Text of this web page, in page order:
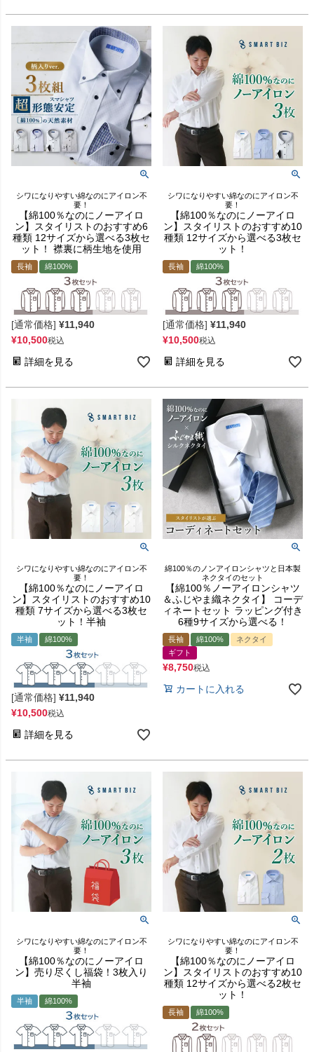
シワになりやすい綿なのにアイロン不
要！
【綿100％なのにノーアイロ
ン】スタイリストのおすすめ6
種類 12サイズから選べる3枚セ
ット！ 襟裏に柄生地を使用
長袖 綿100%
[通常価格] ¥11,940
¥10,500税込
詳細を見る
シワになりやすい綿なのにアイロン不
要！
【綿100％なのにノーアイロ
ン】スタイリストのおすすめ10
種類 12サイズから選べる3枚セ
ット！
長袖 綿100%
[通常価格] ¥11,940
¥10,500税込
詳細を見る
シワになりやすい綿なのにアイロン不
要！
【綿100％なのにノーアイロ
ン】スタイリストのおすすめ10
種類 7サイズから選べる3枚セ
ット！半袖
半袖 綿100%
[通常価格] ¥11,940
¥10,500税込
詳細を見る
綿100％のノンアイロンシャツと日本製
ネクタイのセット
【綿100％ノーアイロンシャツ
＆ふじやま織ネクタイ】 コーデ
ィネートセット ラッピング付き
6種9サイズから選べる！
長袖 綿100%
ネクタイ
ギフト
¥8,750税込
カートに入れる
シワになりやすい綿なのにアイロン不
要！
【綿100％なのにノーアイロ
ン】売り尽くし福袋！3枚入り
半袖
半袖 綿100%
シワになりやすい綿なのにアイロン不
要！
【綿100％なのにノーアイロ
ン】スタイリストのおすすめ10
種類 12サイズから選べる2枚セ
ット！
長袖 綿100%